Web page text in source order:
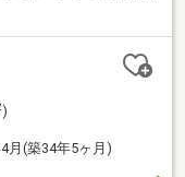
)
月(築34年5ヶ月)